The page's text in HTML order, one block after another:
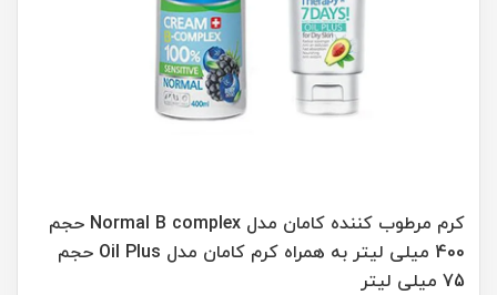
کرم مرطوب کننده کامان مدل Normal B complex حجم
400 میلی لیتر به همراه کرم کامان مدل Oil Plus حجم
75 میلی لیتر